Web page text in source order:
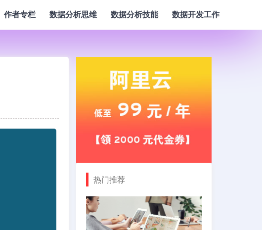
作者专栏 数据分析思维 数据分析技能 数据开发工作
热门推荐